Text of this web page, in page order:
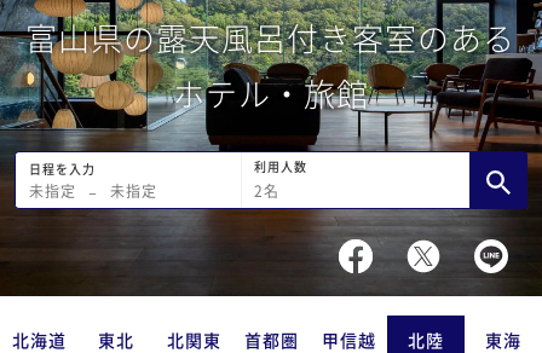
富山県の露天風呂付き客室のある
ホテル・旅館
日程を入力
未指定 − 未指定
利用人数
2名
北海道 東北 北関東 首都圏 甲信越 北陸 東海